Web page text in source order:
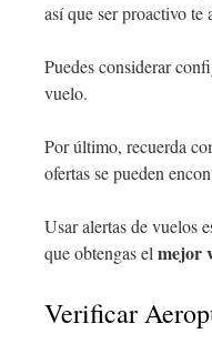
así que ser proactivo te
Puedes considerar
vuelo.
Por último, recuerda
ofertas se pueden
Usar alertas de vuelos
que obtengas el mejor
Verificar